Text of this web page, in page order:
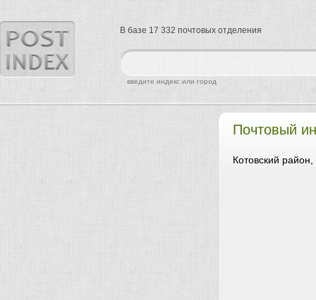
Почтовый
Котовский
найти
введите индекс или город
В базе 17 332 почтовых отделения